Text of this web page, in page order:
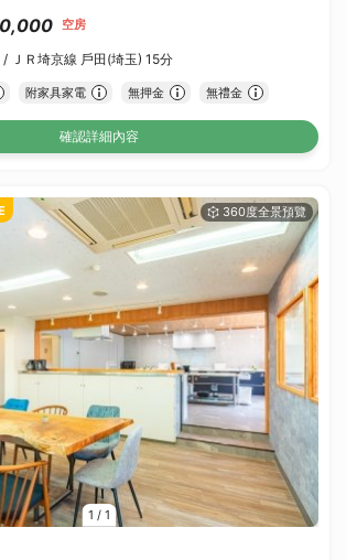
空房
/ ＪＲ埼京線 戶田(埼玉) 15分
附家具家電 無押金 無禮金
確認詳細內容
1 / 1